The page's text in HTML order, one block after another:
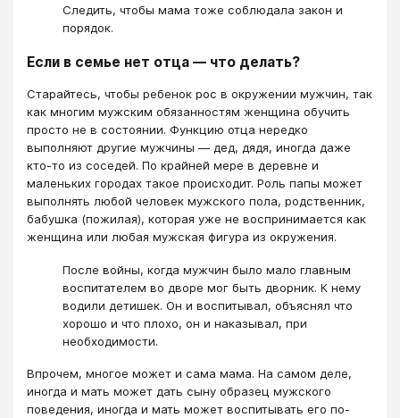
Следить, чтобы мама тоже соблюдала закон и
порядок.
Если в семье нет отца — что делать?
Старайтесь, чтобы ребенок рос в окружении мужчин, так
как многим мужским обязанностям женщина обучить
просто не в состоянии. Функцию отца нередко
выполняют другие мужчины — дед, дядя, иногда даже
кто-то из соседей. По крайней мере в деревне и
маленьких городах такое происходит. Роль папы может
выполнять любой человек мужского пола, родственник,
бабушка (пожилая), которая уже не воспринимается как
женщина или любая мужская фигура из окружения.
После войны, когда мужчин было мало главным
воспитателем во дворе мог быть дворник. К нему
водили детишек. Он и воспитывал, объяснял что
хорошо и что плохо, он и наказывал, при
необходимости.
Впрочем, многое может и сама мама. На самом деле,
иногда и мать может дать сыну образец мужского
поведения, иногда и мать может воспитывать его по-